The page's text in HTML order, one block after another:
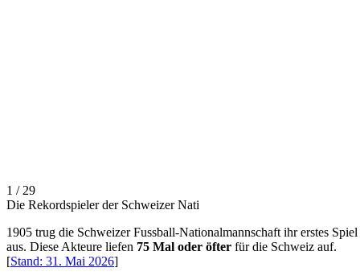
1 / 29
Die Rekordspieler der Schweizer Nati
1905 trug die Schweizer Fussball-Nationalmannschaft ihr erstes Spiel
aus. Diese Akteure liefen 75 Mal oder öfter für die Schweiz auf.
[Stand: 31. Mai 2026]